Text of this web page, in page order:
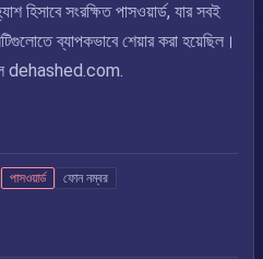
সংরক্ষিত পাসওয়ার্ড, যার সবই
ব্যাপকভাবে শেয়ার করা হয়েছিল।
dehashed.com.
পাসওয়ার্ড ফোন নম্বর